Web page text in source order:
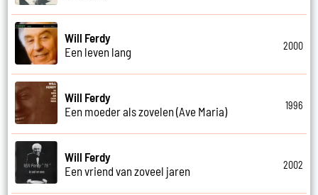
Will Ferdy
Een leven lang
2000
Will Ferdy
Een moeder als zovelen (Ave Maria)
1996
Will Ferdy
Een vriend van zoveel jaren
2002